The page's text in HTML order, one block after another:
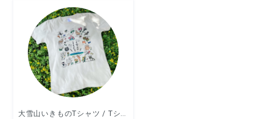
大雪山いきものTシャツ / Tシャツ / アッコモン/ -WHITE/SANDBEIGE-